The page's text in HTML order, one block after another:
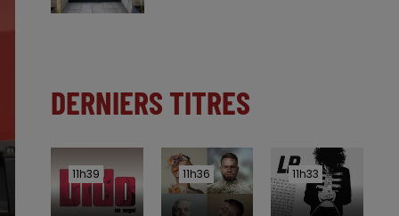
DERNIERS TITRES
11h39
11h39 11h36
11h36 11h33
11h33